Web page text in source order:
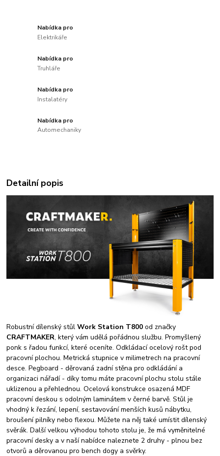
Nabídka pro
Elektrikáře
Nabídka pro
Truhláře
Nabídka pro
Instalatéry
Nabídka pro
Automechaniky
Detailní popis
Robustní dílenský stůlWork Station T800 od značky
CRAFTMAKER, který vám udělá pořádnou službu. Promyšlený
ponk s řadou funkcí, které oceníte. Odkládací ocelový rošt pod
pracovní plochou. Metrická stupnice v milimetrech na pracovní
desce. Pegboard - děrovaná zadní stěna pro odkládání a
organizaci nářadí - díky tomu máte pracovní plochu stolu stále
uklizenou a přehlednou. Ocelová konstrukce osazená MDF
pracovní deskou s odolným laminátem v černé barvě. Stůl je
vhodný k řezání, lepení, sestavování menších kusů nábytku,
broušení pilníky nebo flexou. Můžete na něj také umístit dílenský
svěrák. Další velkou výhodou tohoto stolu je, že má vyměnitelné
pracovní desky a v naší nabídce naleznete 2 druhy - plnou bez
otvorů a děrovanou pro bench dogy a svěrky.